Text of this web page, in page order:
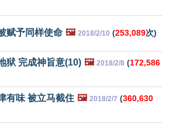
赋予同样使命 🖼️ 2018/2/10 (253,089次)
狱 完成神旨意(10) 🖼️ 2018/2/8 (172,586
有味 被立马截住 🖼️ 2018/2/7 (360,630